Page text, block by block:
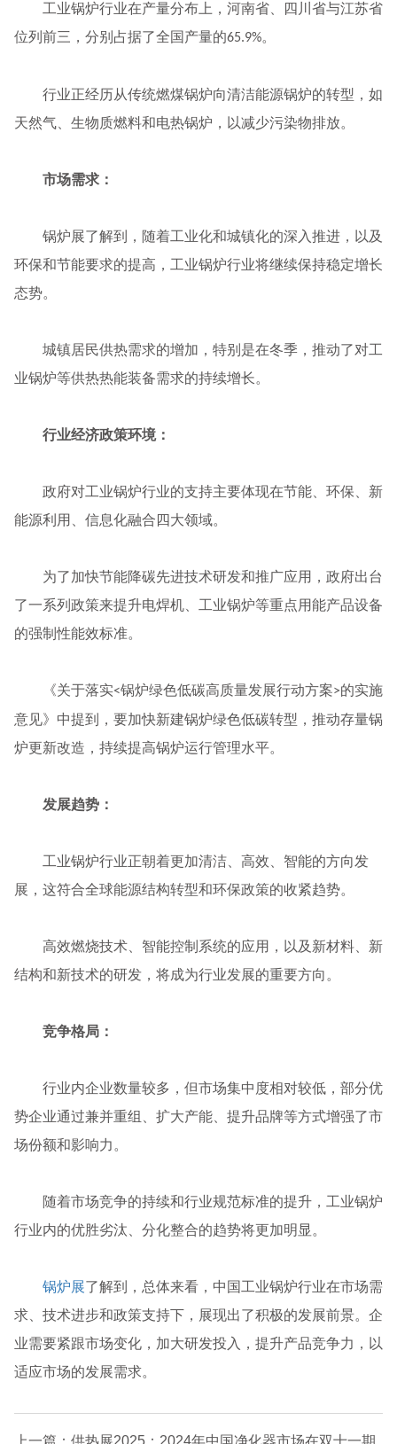
工业锅炉行业在产量分布上，河南省、四川省与江苏省
位列前三，分别占据了全国产量的65.9%。
行业正经历从传统燃煤锅炉向清洁能源锅炉的转型，如
天然气、生物质燃料和电热锅炉，以减少污染物排放。
市场需求：
锅炉展了解到，随着工业化和城镇化的深入推进，以及
环保和节能要求的提高，工业锅炉行业将继续保持稳定增长
态势。
城镇居民供热需求的增加，特别是在冬季，推动了对工
业锅炉等供热热能装备需求的持续增长。
行业经济政策环境：
政府对工业锅炉行业的支持主要体现在节能、环保、新
能源利用、信息化融合四大领域。
为了加快节能降碳先进技术研发和推广应用，政府出台
了一系列政策来提升电焊机、工业锅炉等重点用能产品设备
的强制性能效标准。
《关于落实<锅炉绿色低碳高质量发展行动方案>的实施
意见》中提到，要加快新建锅炉绿色低碳转型，推动存量锅
炉更新改造，持续提高锅炉运行管理水平。
发展趋势：
工业锅炉行业正朝着更加清洁、高效、智能的方向发
展，这符合全球能源结构转型和环保政策的收紧趋势。
高效燃烧技术、智能控制系统的应用，以及新材料、新
结构和新技术的研发，将成为行业发展的重要方向。
竞争格局：
行业内企业数量较多，但市场集中度相对较低，部分优
势企业通过兼并重组、扩大产能、提升品牌等方式增强了市
场份额和影响力。
随着市场竞争的持续和行业规范标准的提升，工业锅炉
行业内的优胜劣汰、分化整合的趋势将更加明显。
锅炉展了解到，总体来看，中国工业锅炉行业在市场需
求、技术进步和政策支持下，展现出了积极的发展前景。企
业需要紧跟市场变化，加大研发投入，提升产品竞争力，以
适应市场的发展需求。
上一篇：供热展2025：2024年中国净化器市场在双十一期